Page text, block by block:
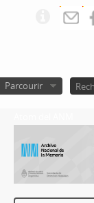
Parcourir